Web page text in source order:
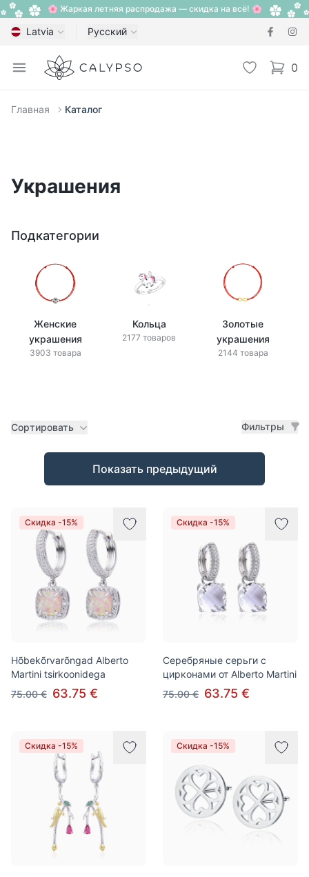
🌸 Жаркая летняя распродажа — скидка на всё! 🌸
Latvia Русский
Open menu
Calypso Избранное
0
items
Главная Каталог
Украшения
Подкатегории
Женские
украшения
3903 товара
Кольца
2177 товаров
Золотые
украшения
2144 товара
Сортировать Фильтры
Товары
Показать предыдущий
Скидка -15%
Hõbekõrvarõngad Alberto
Martini tsirkoonidega
75.00 € 63.75 €
Скидка -15%
Серебряные серьги с
цирконами от Alberto Martini
75.00 € 63.75 €
Скидка -15% Скидка -15%